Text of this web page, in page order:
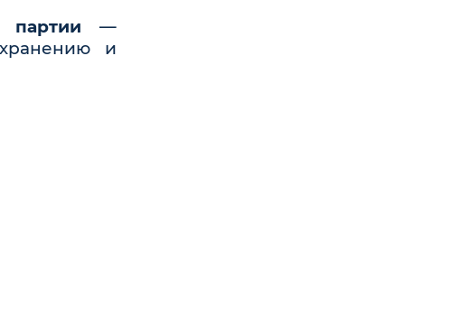
партии —
и